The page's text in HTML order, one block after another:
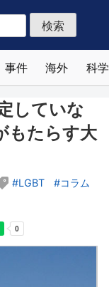
事件 海外 科学
していな
もたらす大
LGBT
コラム